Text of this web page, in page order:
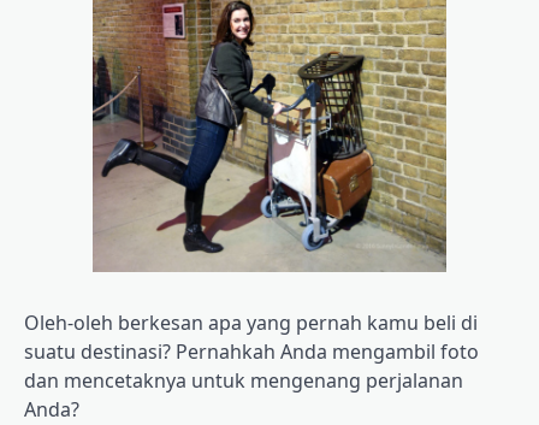
Oleh-oleh berkesan apa yang pernah kamu beli di
suatu destinasi? Pernahkah Anda mengambil foto
dan mencetaknya untuk mengenang perjalanan
Anda?